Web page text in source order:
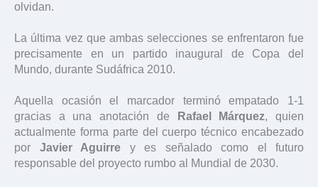
olvidan.
La última vez que ambas selecciones se enfrentaron fue
precisamente en un partido inaugural de Copa del
Mundo, durante Sudáfrica 2010.
Aquella ocasión el marcador terminó empatado 1-1
gracias a una anotación de
Rafael Márquez, quien
actualmente forma parte del cuerpo técnico encabezado
por Javier Aguirre y es señalado como el futuro
responsable del proyecto rumbo al Mundial de 2030.